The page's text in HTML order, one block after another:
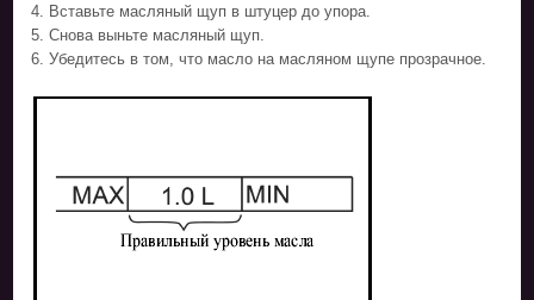
4. Вставьте масляный щуп в штуцер до упора.
5. Снова выньте масляный щуп.
6. Убедитесь в том, что масло на масляном щупе прозрачное.